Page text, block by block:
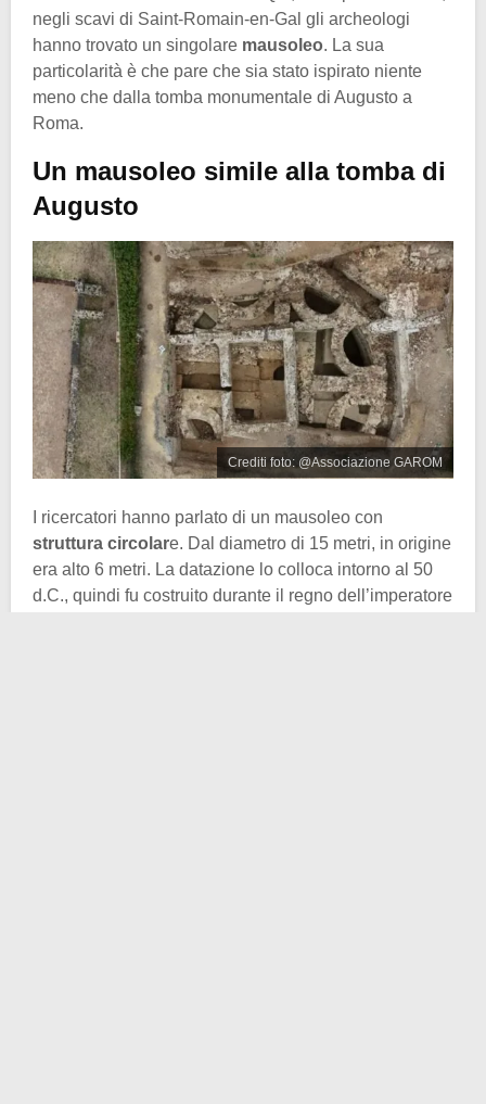
negli scavi di Saint-Romain-en-Gal gli archeologi
hanno trovato un singolare mausoleo. La sua
particolarità è che pare che sia stato ispirato niente
meno che dalla tomba monumentale di Augusto a
Roma.
Un mausoleo simile alla tomba di
Augusto
Crediti foto: @Associazione GAROM
I ricercatori hanno parlato di un mausoleo con
struttura circolare. Dal diametro di 15 metri, in origine
era alto 6 metri. La datazione lo colloca intorno al 50
d.C., quindi fu costruito durante il regno dell’imperatore